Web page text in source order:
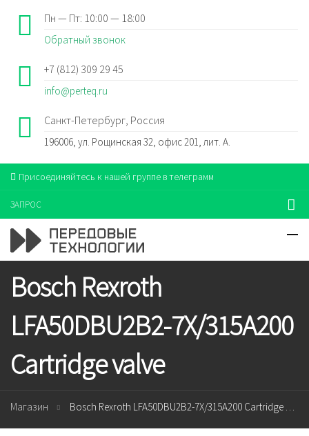
Пн — Пт: 10:00 — 18:00
Обратный звонок
+7 (812) 309 29 45
info@perteq.ru
Санкт-Петербург, Россия
196006, ул. Рощинская 32, офис 201, лит. А.
Присоединяйтесь к нашей группе в телеграмм
ЗАПРОС
Bosch Rexroth
LFA50DBU2B2-7X/315A200
Cartridge valve
Магазин Bosch Rexroth LFA50DBU2B2-7X/315A200 Cartridge valve